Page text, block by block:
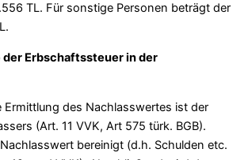
TL. Für sonstige Personen beträgt der
der Erbschaftssteuer in der
Ermittlung des Nachlasswertes ist der
(Art. 11 VVK, Art 575 türk. BGB).
bereinigt (d.h. Schulden etc.